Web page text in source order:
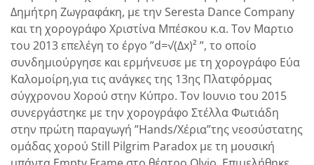
Δημήτρη Ζωγραφάκη, με την Seresta Dance Company
και τη χορογράφο Χριστίνα Μπέσκου κ.α. Τον Μαρτιο
του 2013 επελέγη το έργο ”d=√(Δx)² ”, το οποίο
συνδημιούργησε και ερμήνευσε με τη χορογράφο Εύα
Καλομοίρη,για τις ανάγκες της 13ης Πλατφόρμας
σύγχρονου Χορού στην Κύπρο. Τον Ιουνιο του 2015
συνεργάστηκε με την χορογράφο Στέλλα Φωτιάδη
στην πρώτη παραγωγή ”Hands/Χέρια”της νεοσύστατης
ομάδας χορού Still Pilgrim Paradox με τη μουσική